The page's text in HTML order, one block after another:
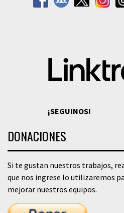
¡SEGUINOS!
DONACIONES
Si te gustan nuestros trabajos,
que nos ingrese lo utilizaremos
mejorar nuestros equipos.